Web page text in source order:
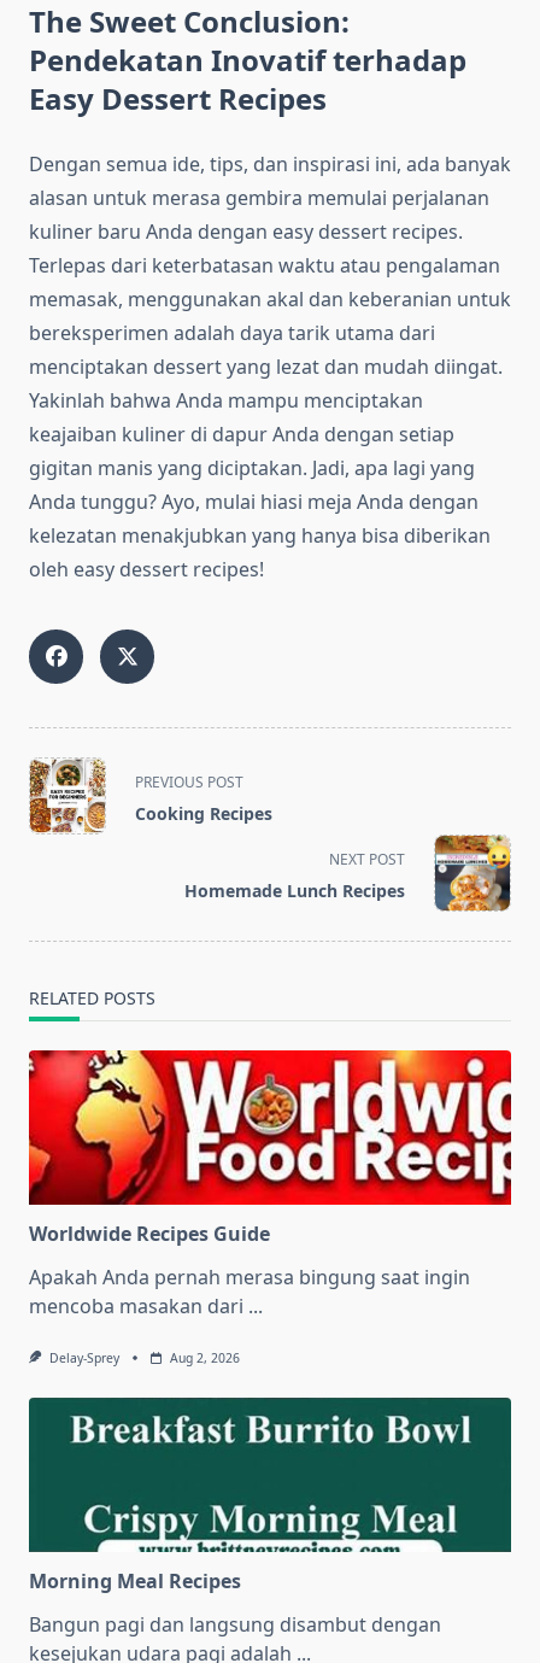
The Sweet Conclusion:
Pendekatan Inovatif terhadap
Easy Dessert Recipes
Dengan semua ide, tips, dan inspirasi ini, ada banyak
alasan untuk merasa gembira memulai perjalanan
kuliner baru Anda dengan easy dessert recipes.
Terlepas dari keterbatasan waktu atau pengalaman
memasak, menggunakan akal dan keberanian untuk
bereksperimen adalah daya tarik utama dari
menciptakan dessert yang lezat dan mudah diingat.
Yakinlah bahwa Anda mampu menciptakan
keajaiban kuliner di dapur Anda dengan setiap
gigitan manis yang diciptakan. Jadi, apa lagi yang
Anda tunggu? Ayo, mulai hiasi meja Anda dengan
kelezatan menakjubkan yang hanya bisa diberikan
oleh easy dessert recipes!
<span
class="nav-
subtitle
PREVIOUS POST
Cooking Recipes
NEXT POST
Homemade Lunch Recipes
RELATED POSTS
Worldwide Recipes Guide
Apakah Anda pernah merasa bingung saat ingin
mencoba masakan dari ...
Delay-Sprey Aug 2, 2026
Morning Meal Recipes
Bangun pagi dan langsung disambut dengan
kesejukan udara pagi adalah ...